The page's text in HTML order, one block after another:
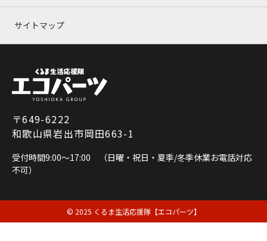
サイトマップ
〒649-6222
和歌山県岩出市岡田663-1
受付時間9:00～17:00 （日曜・祝日・夏季/冬季休業お電話対応
不可）
© 2025 くるま生活応援隊【エコパーツ】